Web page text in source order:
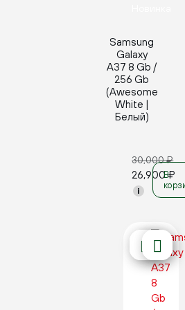
Samsung
Galaxy
A37 8 Gb /
256 Gb
(Awesome
White |
Белый)
30,000₽
26,900₽
i
В